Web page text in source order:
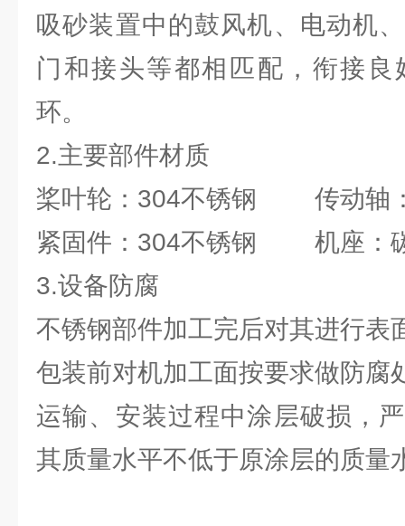
吸砂装置中的鼓风机、电动机
门和接头等都相匹配，衔接
环。
2.主要部件材质
桨叶轮：304不锈钢 传动轴
紧固件：304不锈钢 机座：
3.设备防腐
不锈钢部件加工完后对其进行表
包装前对机加工面按要求做防腐
运输、安装过程中涂层破损，
其质量水平不低于原涂层的质量